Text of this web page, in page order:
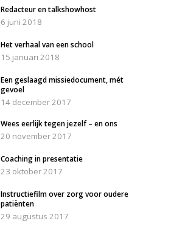
Redacteur en talkshowhost
6 juni 2018
Het verhaal van een school
15 januari 2018
Een geslaagd missiedocument, mét
gevoel
14 december 2017
Wees eerlijk tegen jezelf – en ons
20 november 2017
Coaching in presentatie
23 oktober 2017
Instructiefilm over zorg voor oudere
patiënten
29 augustus 2017